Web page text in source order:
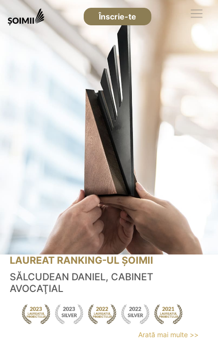
Înscrie-te
LAUREAT RANKING-UL ȘOIMII
SĂLCUDEAN DANIEL, CABINET
AVOCAŢIAL
Arată mai multe >>